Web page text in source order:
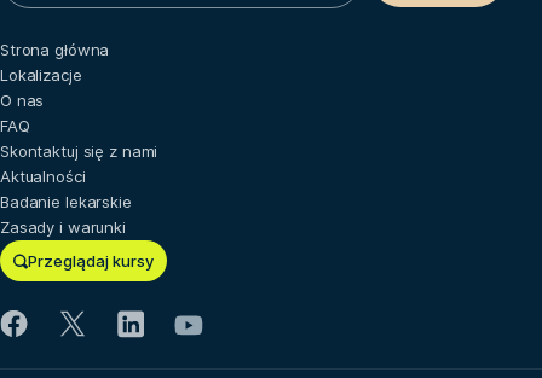
Przeglądaj kursy
Strona główna
Lokalizacje
O nas
FAQ
Skontaktuj się z nami
Aktualności
Badanie lekarskie
Zasady i warunki